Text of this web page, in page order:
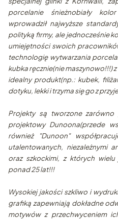
porcelanie śnieżnobiały
wprowadził najwyższe
polityką firmy, ale jednocześnie
umiejętności swoich
technologię wytwarzania
kubka ręcznie(nie maszynowo!!!)
idealny produkt(np.: kubek,
dotyku, lekki i trzyma się go z
Projekty są tworzone zarówno
projektowy Dunoona(przede
również "Dunoon"
utalentowanych, niezależnymi
oraz szkockimi, z których
ponad 25 lat!!!
Wysokiej jakości szkliwo i
grafiką zapewniają dokładne
motywów z przechwyceniem